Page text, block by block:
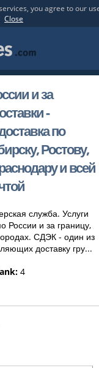
you agree to our
Close
и за
-
по
Ростову,
и всей
служба. Услуги
России и за границу,
СДЭК - один из
доставку гру...
4